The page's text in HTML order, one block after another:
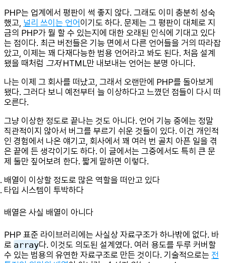
PHP는 업계에서 평판이 썩 좋지 않다. 그래도 이미 충분히 성숙
했고, 널리 쓰이는 언어 이기도 하다. 문제는 그 평판이 대체로 지
금의 PHP가 뭘 할 수 있는지에 대한 오래된 인식에 기대고 있다
는 점이다. 최근 버전들은 기능 면에서 다른 언어들을 거의 따라잡
았고, 이제는 꽤 다재다능한 범용 언어라고 봐도 된다. 처음 설계
됐을 때처럼 그저HTML만 내보내는 언어는 분명 아니다.
나는 이제 그 회사를 떠났고, 그래서 오랜만에 PHP를 돌아보게
됐다. 그러다 보니 예전부터 늘 이상하다고 느꼈던 점들이 다시 떠
오른다.
그냥 이상한 정도로 끝나는 것도 아니다. 언어 기능 중에는 정말
직관적이지 않아서 버그를 부르기 쉬운 것들이 있다. 이건 개인적
인 경험에서 나온 얘기고, 회사에서 꽤 여러 번 골치 아픈 일을 겪
은 끝에 든 생각이기도 하다. 이 글에서는 그중에서도 특히 큰 문
제 둘만 짚어보려 한다. 짧게 말하면 이렇다.
배열이 이상할 정도로 많은 역할을 떠안고 있다
타입 시스템이 투박하다
배열은 사실 배열이 아니다
PHP 표준 라이브러리에는 사실상 자료구조가 하나밖에 없다. 바
로 array다. 이것도 의도된 설계였다. 여러 용도를 두루 커버할
수 있는 범용의 유연한 자료구조로 만든 것이다. 기술적으로는 전